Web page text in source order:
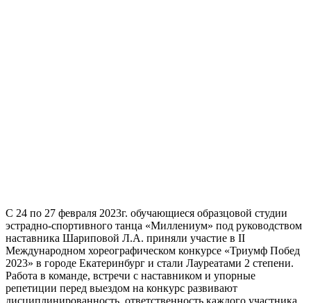
С 24 по 27 февраля 2023г. обучающиеся образцовой студии
эстрадно-спортивного танца «Миллениум» под руководством
наставника Шариповой Л.А. приняли участие в II
Международном хореографическом конкурсе «Триумф Побед
2023» в городе Екатеринбург и стали Лауреатами 2 степени.
Работа в команде, встречи с наставником и упорные
репетиции перед выездом на конкурс развивают